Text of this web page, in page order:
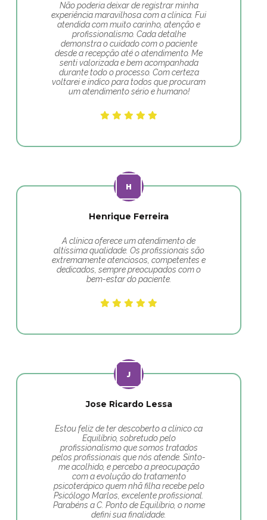
Não poderia deixar de registrar minha
experiência maravilhosa com a clínica. Fui
atendida com muito carinho, atenção e
profissionalismo. Cada detalhe
demonstra o cuidado com o paciente
desde a recepção até o atendimento. Me
senti valorizada e bem acompanhada
durante todo o processo. Com certeza
voltarei e indico para todos que procuram
um atendimento sério e humano!
Henrique Ferreira
A clínica oferece um atendimento de
altíssima qualidade. Os profissionais são
extremamente atenciosos, competentes e
dedicados, sempre preocupados com o
bem-estar do paciente.
Jose Ricardo Lessa
Estou feliz de ter descoberto a clínico ca
Equilíbrio, sobretudo pelo
profissionalismo que somos tratados
pelos profissionais que nós atende. Sinto-
me acolhido, e percebo a preocupação
com a evolução do tratamento
psicoterápico quem nhã filha recebe pelo
Psicólogo Marlos, excelente profissional.
Parabéns a C. Ponto de Equilíbrio, o nome
defini sua finalidade.